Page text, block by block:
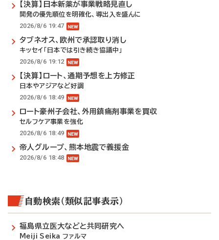
【決算】日本新薬が事業戦略見直し
開発の優先順位を明確化、導出入を盛んに
2026/8/6 19:47
タブネオス、欧州で承認取り消し
キッセイ「日本では引き続き協議中」
2026/8/6 19:12
【決算】ロート、通期予想を上方修正
日本やアジアなど好調
2026/8/6 18:49
ロート豪州子会社、外用鎮痛剤事業を買収
セルフケア事業を強化
2026/8/6 18:49
帝人グループ、熊本地震で義援金
2026/8/6 18:48
自動検索（類似記事表示）
福島県立医大などと共同研究へ
Meiji Seika ファルマ